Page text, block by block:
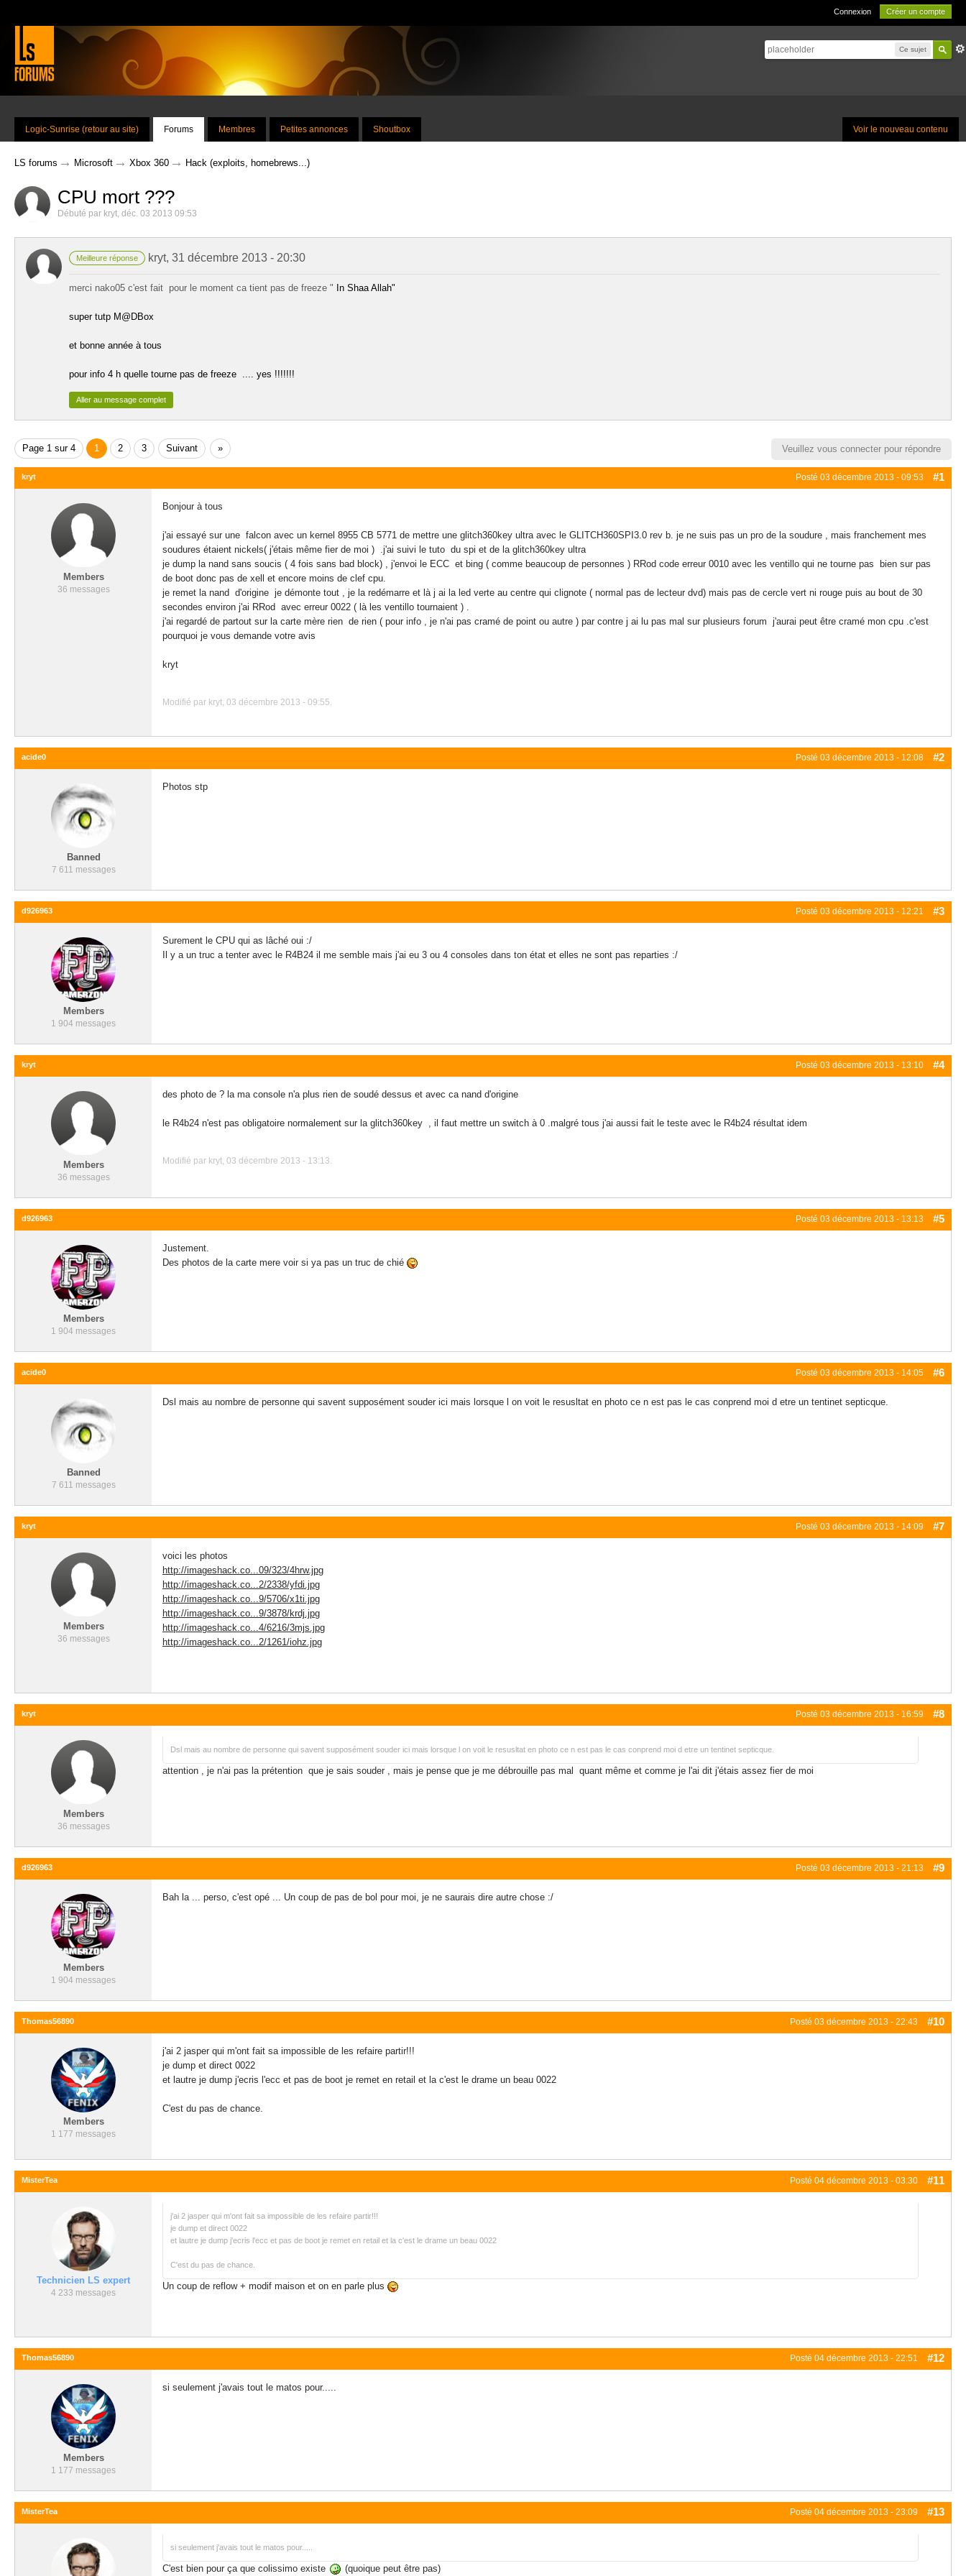
Connexion Créer un compte
Ce sujet
Voir le nouveau contenu
Logic-Sunrise (retour au site) Forums Membres Petites annonces Shoutbox
LS forums → Microsoft → Xbox 360 → Hack (exploits, homebrews...)
CPU mort ???
Débuté par kryt, déc. 03 2013 09:53
Meilleure réponse kryt, 31 décembre 2013 - 20:30
merci nako05 c'est fait pour le moment ca tient pas de freeze " In Shaa Allah"
super tutp M@DBox
et bonne année à tous
pour info 4 h quelle tourne pas de freeze .... yes !!!!!!!
Aller au message complet
Page 1 sur 4 1 2 3 Suivant » Veuillez vous connecter pour répondre
Posté 03 décembre 2013 - 09:53 #1
kryt
Members
36 messages
Bonjour à tous
j'ai essayé sur une falcon avec un kernel 8955 CB 5771 de mettre une glitch360key ultra avec le GLITCH360SPI3.0 rev b. je ne suis pas un pro de la soudure , mais franchement mes
soudures étaient nickels( j'étais même fier de moi ) .j'ai suivi le tuto du spi et de la glitch360key ultra
je dump la nand sans soucis ( 4 fois sans bad block) , j'envoi le ECC et bing ( comme beaucoup de personnes ) RRod code erreur 0010 avec les ventillo qui ne tourne pas bien sur pas
de boot donc pas de xell et encore moins de clef cpu.
je remet la nand d'origine je démonte tout , je la redémarre et là j ai la led verte au centre qui clignote ( normal pas de lecteur dvd) mais pas de cercle vert ni rouge puis au bout de 30
secondes environ j'ai RRod avec erreur 0022 ( là les ventillo tournaient ) .
j'ai regardé de partout sur la carte mère rien de rien ( pour info , je n'ai pas cramé de point ou autre ) par contre j ai lu pas mal sur plusieurs forum j'aurai peut être cramé mon cpu .c'est
pourquoi je vous demande votre avis
kryt
Modifié par kryt, 03 décembre 2013 - 09:55.
Posté 03 décembre 2013 - 12:08 #2
acide0
Banned
7 611 messages
Photos stp
Posté 03 décembre 2013 - 12:21 #3
d926963
Members
1 904 messages
Surement le CPU qui as lâché oui :/
Il y a un truc a tenter avec le R4B24 il me semble mais j'ai eu 3 ou 4 consoles dans ton état et elles ne sont pas reparties :/
Posté 03 décembre 2013 - 13:10 #4
kryt
Members
36 messages
des photo de ? la ma console n'a plus rien de soudé dessus et avec ca nand d'origine
le R4b24 n'est pas obligatoire normalement sur la glitch360key , il faut mettre un switch à 0 .malgré tous j'ai aussi fait le teste avec le R4b24 résultat idem
Modifié par kryt, 03 décembre 2013 - 13:13.
Posté 03 décembre 2013 - 13:13 #5
d926963
Members
1 904 messages
Justement.
Des photos de la carte mere voir si ya pas un truc de chié
Posté 03 décembre 2013 - 14:05 #6
acide0
Banned
7 611 messages
Dsl mais au nombre de personne qui savent supposément souder ici mais lorsque l on voit le resusltat en photo ce n est pas le cas conprend moi d etre un tentinet septicque.
Posté 03 décembre 2013 - 14:09 #7
kryt
Members
36 messages
voici les photos
http://imageshack.co...09/323/4hrw.jpg
http://imageshack.co...2/2338/yfdi.jpg
http://imageshack.co...9/5706/x1ti.jpg
http://imageshack.co...9/3878/krdj.jpg
http://imageshack.co...4/6216/3mjs.jpg
http://imageshack.co...2/1261/iohz.jpg
Posté 03 décembre 2013 - 16:59 #8
kryt
Members
36 messages
Dsl mais au nombre de personne qui savent supposément souder ici mais lorsque l on voit le resusltat en photo ce n est pas le cas conprend moi d etre un tentinet septicque.
attention , je n'ai pas la prétention que je sais souder , mais je pense que je me débrouille pas mal quant même et comme je l'ai dit j'étais assez fier de moi
Posté 03 décembre 2013 - 21:13 #9
d926963
Members
1 904 messages
Bah la ... perso, c'est opé ... Un coup de pas de bol pour moi, je ne saurais dire autre chose :/
Posté 03 décembre 2013 - 22:43 #10
Thomas56890
Members
1 177 messages
j'ai 2 jasper qui m'ont fait sa impossible de les refaire partir!!!
je dump et direct 0022
et lautre je dump j'ecris l'ecc et pas de boot je remet en retail et la c'est le drame un beau 0022
C'est du pas de chance.
Posté 04 décembre 2013 - 03:30 #11
MisterTea
Technicien LS expert
4 233 messages
j'ai 2 jasper qui m'ont fait sa impossible de les refaire partir!!!
je dump et direct 0022
et lautre je dump j'ecris l'ecc et pas de boot je remet en retail et la c'est le drame un beau 0022
C'est du pas de chance.
Un coup de reflow + modif maison et on en parle plus
Posté 04 décembre 2013 - 22:51 #12
Thomas56890
Members
1 177 messages
si seulement j'avais tout le matos pour.....
Posté 04 décembre 2013 - 23:09 #13
MisterTea
si seulement j'avais tout le matos pour.....
C'est bien pour ça que colissimo existe (quoique peut être pas)